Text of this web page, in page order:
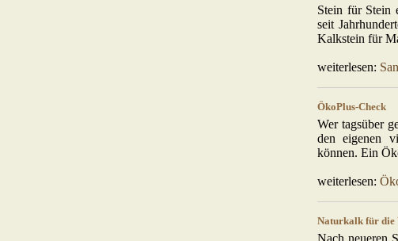
Stein für Stein
seit
Kalkstein für
weiterlesen:
ÖkoPlus-Check
Wer tagsüber
den eigenen
können. Ein
weiterlesen:
Naturkalk für die
Nach neueren